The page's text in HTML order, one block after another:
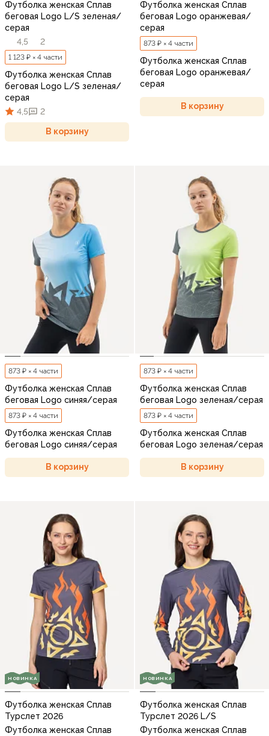
Футболка женская Сплав
беговая Logo L/S зеленая/
серая
4,5
2
1 123 ₽ × 4 части
Футболка женская Сплав
беговая Logo L/S зеленая/
серая
4,5
2
В корзину
Футболка женская Сплав
беговая Logo оранжевая/
серая
873 ₽ × 4 части
Футболка женская Сплав
беговая Logo оранжевая/
серая
В корзину
873 ₽ × 4 части
Футболка женская Сплав
беговая Logo синяя/серая
873 ₽ × 4 части
Футболка женская Сплав
беговая Logo синяя/серая
В корзину
873 ₽ × 4 части
Футболка женская Сплав
беговая Logo зеленая/серая
873 ₽ × 4 части
Футболка женская Сплав
беговая Logo зеленая/серая
В корзину
НОВИНКА
Футболка женская Сплав
Турслет 2026
Футболка женская Сплав
НОВИНКА
Футболка женская Сплав
Турслет 2026 L/S
Футболка женская Сплав